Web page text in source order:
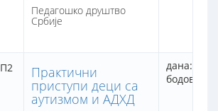
Педагошко друштво
Србије
П2 Практични
приступи деци са
аутизмом и АДХД
дана: 2
бодова: 13